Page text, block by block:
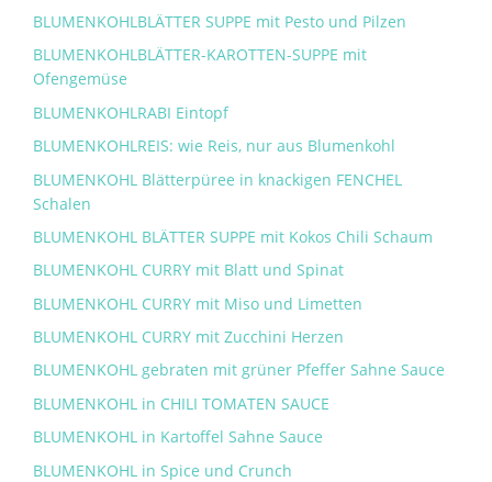
BLUMENKOHLBLÄTTER SUPPE mit Pesto und Pilzen
BLUMENKOHLBLÄTTER-KAROTTEN-SUPPE mit
Ofengemüse
BLUMENKOHLRABI Eintopf
BLUMENKOHLREIS: wie Reis, nur aus Blumenkohl
BLUMENKOHL Blätterpüree in knackigen FENCHEL
Schalen
BLUMENKOHL BLÄTTER SUPPE mit Kokos Chili Schaum
BLUMENKOHL CURRY mit Blatt und Spinat
BLUMENKOHL CURRY mit Miso und Limetten
BLUMENKOHL CURRY mit Zucchini Herzen
BLUMENKOHL gebraten mit grüner Pfeffer Sahne Sauce
BLUMENKOHL in CHILI TOMATEN SAUCE
BLUMENKOHL in Kartoffel Sahne Sauce
BLUMENKOHL in Spice und Crunch